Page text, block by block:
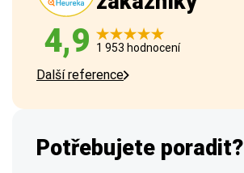
4,9 1 953 hodnocení
Další reference
Potřebujete poradit?